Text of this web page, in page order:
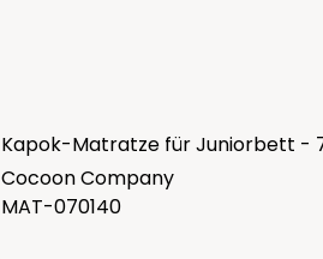
Kapok-Matratze für Juniorbett -
Cocoon Company
MAT-070140